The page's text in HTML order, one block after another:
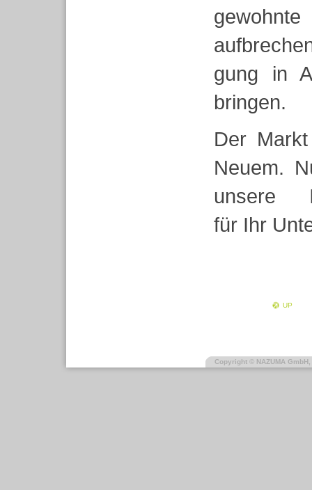
gewohnte
gung in
brin­gen.
Der
Neuem.
unsere
für Ihr
UP
Copyright © NAZUMA